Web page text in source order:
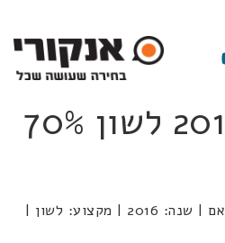
לשון קיץ 2016 לשון 70%
מספר שאלון: לשון 70% מותאם | שנה: 2016 | מקצוע: לשון |